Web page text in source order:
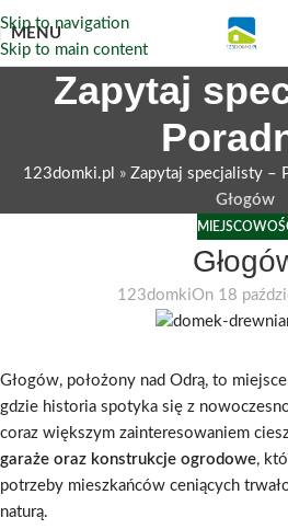
Skip to navigation
Skip to main content
MENU
Zapytaj
123domki.pl » Zapytaj specjalisty –
Głogów
123domkiOn 18
Głogów, położony nad Odrą, to
gdzie historia spotyka się z
coraz większym zainteresowaniem
garaże oraz konstrukcje ogrodowe,
potrzeby mieszkańców ceniących
naturą.